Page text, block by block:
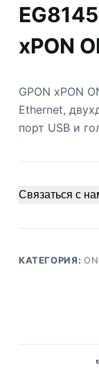
xPON
GPON xPON
Ethernet,
порт USB и
Связаться с
КАТЕГОРИЯ: